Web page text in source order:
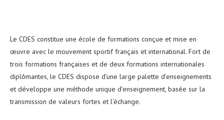
Le CDES constitue une école de formations conçue et mise en
œuvre avec le mouvement sportif français et international. Fort de
trois formations françaises et de deux formations internationales
diplômantes, le CDES dispose d’une large palette d’enseignements
et développe une méthode unique d’enseignement, basée sur la
transmission de valeurs fortes et l’échange.